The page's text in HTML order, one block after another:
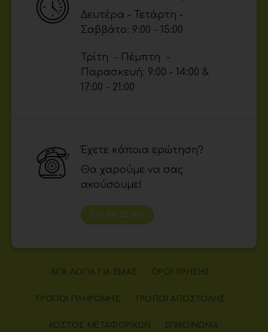
Δευτέρα - Τετάρτη -
Σαββάτο: 9:00 - 15:00
Τρίτη - Πέμπτη -
Παρασκευή: 9:00 - 14:00 &
17:00 - 21:00
Έχετε κάποια ερώτηση?
Θα χαρούμε να σας
ακούσουμε!
210 58 22 015
ΛΊΓΑ ΛΌΓΙΑ ΓΙΑ ΕΜΆΣ ΌΡΟΙ ΧΡΉΣΗΣ
ΤΡΌΠΟΙ ΠΛΗΡΩΜΉΣ ΤΡΌΠΟΙ ΑΠΟΣΤΟΛΉΣ
ΚΌΣΤΟΣ ΜΕΤΑΦΟΡΙΚΏΝ ΕΠΙΚΟΙΝΩΝΊΑ